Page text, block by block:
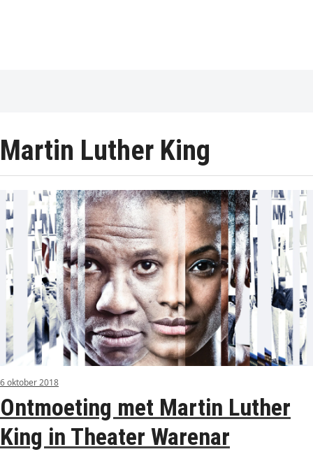
Martin Luther King
6 oktober 2018
Ontmoeting met Martin Luther
King in Theater Warenar